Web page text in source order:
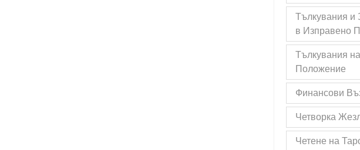
Тълкувания и
в Изправено
Тълкувания
Положение
Финансови
Четворка
Четене на